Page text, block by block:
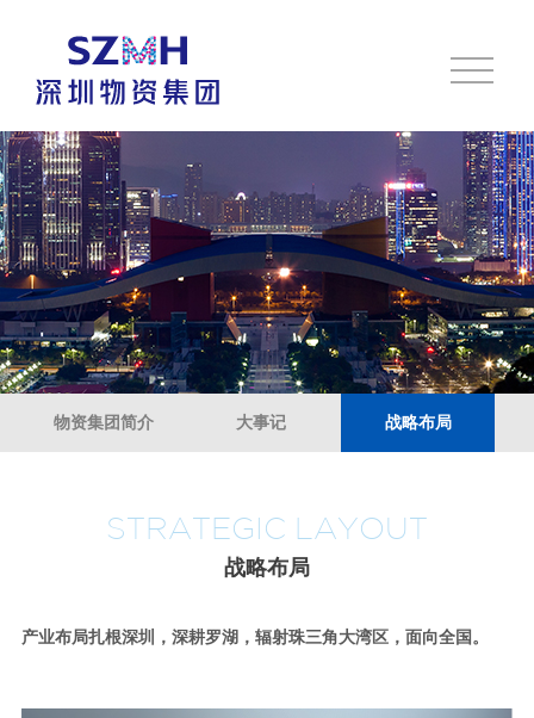
物资集团简介 大事记 战略布局
STRATEGIC LAYOUT
战略布局
产业布局扎根深圳，深耕罗湖，辐射珠三角大湾区，面向全国。